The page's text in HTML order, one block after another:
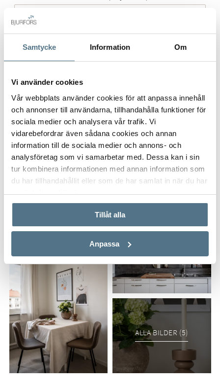
Samtycke Information Om
Vi använder cookies
Vår webbplats använder cookies för att anpassa innehåll
och annonser till användarna, tillhandahålla funktioner för
sociala medier och analysera vår trafik. Vi
vidarebefordrar även sådana cookies och annan
information till de sociala medier och annons- och
analysföretag som vi samarbetar med. Dessa kan i sin
tur kombinera informationen med annan information som
du har tillhandahållit eller som de har samlat in när du har
använt deras tjänster.
Tillåt alla
Anpassa
Postort*
Postnummer
Ange ditt postnummer (5 siffror utan mellanslag)
ALLA BILDER (5)